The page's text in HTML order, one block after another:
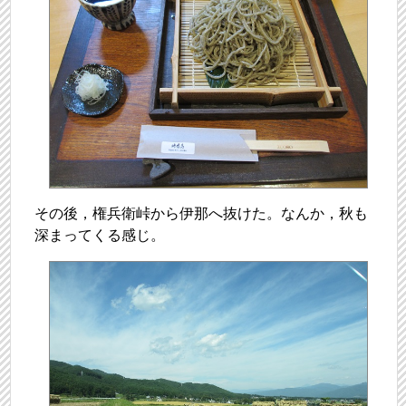
その後，権兵衛峠から伊那へ抜けた。なんか，秋も
深まってくる感じ。